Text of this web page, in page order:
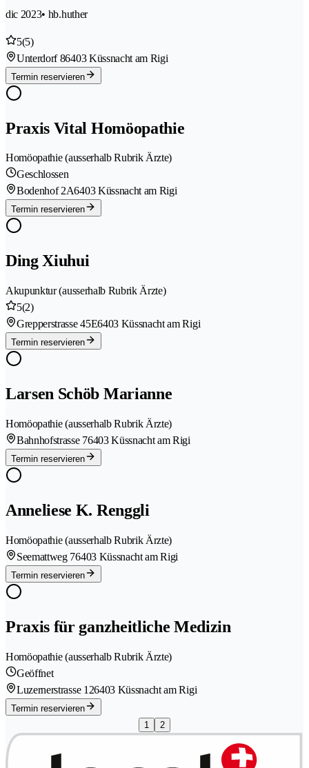
dic 2023• hb.huther
5(5)
Unterdorf 86403 Küssnacht am Rigi
Termin reservieren
Praxis Vital Homöopathie
Homöopathie (ausserhalb Rubrik Ärzte)
Geschlossen
Bodenhof 2A6403 Küssnacht am Rigi
Termin reservieren
Ding Xiuhui
Akupunktur (ausserhalb Rubrik Ärzte)
5(2)
Grepperstrasse 45E6403 Küssnacht am Rigi
Termin reservieren
Larsen Schöb Marianne
Homöopathie (ausserhalb Rubrik Ärzte)
Bahnhofstrasse 76403 Küssnacht am Rigi
Termin reservieren
Anneliese K. Renggli
Homöopathie (ausserhalb Rubrik Ärzte)
Seemattweg 76403 Küssnacht am Rigi
Termin reservieren
Praxis für ganzheitliche Medizin
Homöopathie (ausserhalb Rubrik Ärzte)
Geöffnet
Luzernerstrasse 126403 Küssnacht am Rigi
Termin reservieren
1
2